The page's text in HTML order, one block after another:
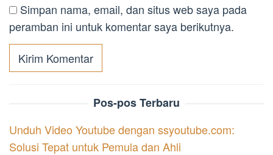
Simpan nama, email, dan situs web saya pada
peramban ini untuk komentar saya berikutnya.
Pos-pos Terbaru
Unduh Video Youtube dengan ssyoutube.com:
Solusi Tepat untuk Pemula dan Ahli